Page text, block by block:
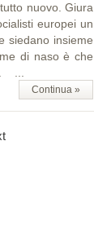
nuovo. Giura
europei un
siedano insieme
di naso è che
...
Continua »